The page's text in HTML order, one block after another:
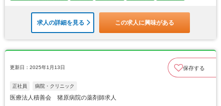
求人の詳細を見る この求人に興味がある
更新日：2025年1月13日 保存する
正社員 病院・クリニック
医療法人積善会 猪原病院の薬剤師求人